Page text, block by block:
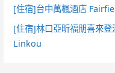
[住宿]台中萬楓酒店
[住宿]林口亞昕福朋喜來
Linkou